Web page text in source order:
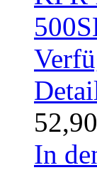
In